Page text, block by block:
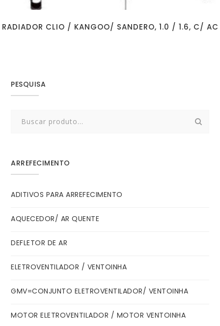
RADIADOR CLIO / KANGOO/ SANDERO, 1.0 / 1.6, C/ AC
PESQUISA
ARREFECIMENTO
ADITIVOS PARA ARREFECIMENTO
AQUECEDOR/ AR QUENTE
DEFLETOR DE AR
ELETROVENTILADOR / VENTOINHA
GMV=CONJUNTO ELETROVENTILADOR/ VENTOINHA
MOTOR ELETROVENTILADOR / MOTOR VENTOINHA